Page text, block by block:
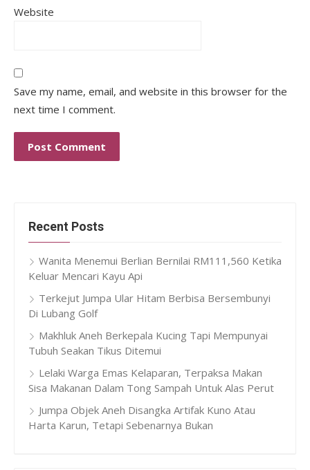
Website
Save my name, email, and website in this browser for the
next time I comment.
Recent Posts
Wanita Menemui Berlian Bernilai RM111,560 Ketika
Keluar Mencari Kayu Api
Terkejut Jumpa Ular Hitam Berbisa Bersembunyi
Di Lubang Golf
Makhluk Aneh Berkepala Kucing Tapi Mempunyai
Tubuh Seakan Tikus Ditemui
Lelaki Warga Emas Kelaparan, Terpaksa Makan
Sisa Makanan Dalam Tong Sampah Untuk Alas Perut
Jumpa Objek Aneh Disangka Artifak Kuno Atau
Harta Karun, Tetapi Sebenarnya Bukan